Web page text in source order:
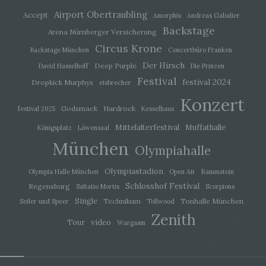
Accept Airport Obertraubling Amorphis Andreas Gabalier
Arena Nürnberger Versicherung Backstage
Backstage München Circus Krone
Concertbüro Franken
David Hasselhoff
Deep Purple Der Hirsch Die Prinzen
Dropkick Murphys eisbrecher Festival festival 2024
festival 2025 Godsmack Hardrock Kesselhaus Konzert
Königsplatz Löwensaal Mittelalterfestival Muffathalle
München Olympiahalle
Olympia Halle München Olympiastadion Open Air Rammstein
Regensburg Saltatio Mortis Schlosshof Festival
Scorpions
Seiler und Speer
Single Technikum Tollwood Tonhalle München
Tour video Wargasm Zenith
Weise und unmissverständlich abgegebene
Willensbekundung in Form einer Erklärung oder
einer sonstigen eindeutigen bestätigenden
Handlung, mit der die betroffene Person zu
verstehen gibt, dass sie mit der Verarbeitung der
sie betreffenden personenbezogenen Daten
Verantwortlichen
Verantwortlicher im Sinne der Datenschutz-
Europäischen Union geltenden Datenschutzgesetze
und anderer Bestimmungen mit